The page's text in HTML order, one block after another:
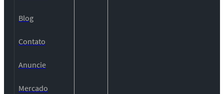
Blog
Contato
Anuncie
Mercado